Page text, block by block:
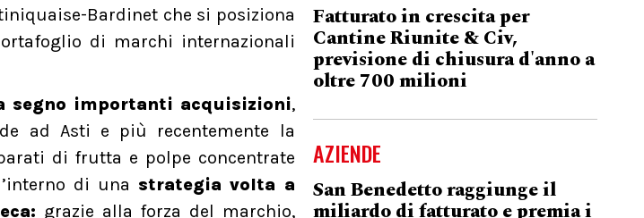
Bardinet che si posiziona
di marchi internazionali
segno importanti acquisizioni,
ad Asti e più recentemente la
di frutta e polpe concentrate
di una strategia volta a
grazie alla forza del marchio,
Fatturato in crescita per
Cantine Riunite & Civ,
previsione di chiusura d'anno a
oltre 700 milioni
AZIENDE
San Benedetto raggiunge il
miliardo di fatturato e premia i